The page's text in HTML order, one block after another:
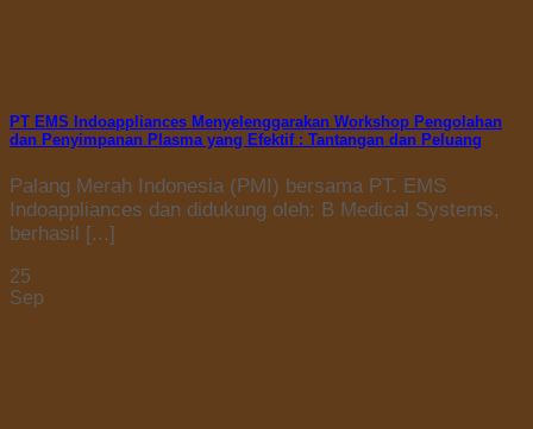
PT EMS Indoappliances Menyelenggarakan Workshop Pengolahan
dan Penyimpanan Plasma yang Efektif : Tantangan dan Peluang
Palang Merah Indonesia (PMI) bersama PT. EMS
Indoappliances dan didukung oleh: B Medical Systems,
berhasil [...]
25
Sep